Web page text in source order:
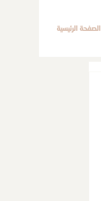
الصفحة الرئيسية